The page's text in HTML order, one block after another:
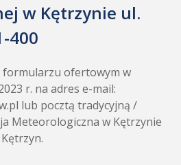
w Kętrzynie ul.
400
formularzu ofertowym w
r. na adres e-mail:
lub pocztą tradycyjną /
Meteorologiczna w Kętrzynie